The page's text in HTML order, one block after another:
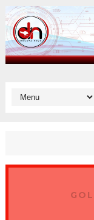
Gubernur Koster